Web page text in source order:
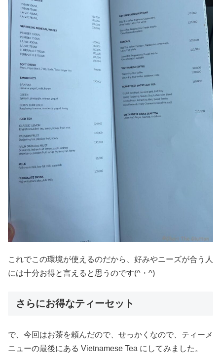
これでこの環境が使えるのだから、好みやニーズが合う人
には十分お得と言えると思うのです(^・^)
さらにお得なティーセット
で、今回はお茶を頼んだので、せっかくなので、ティーメ
ニューの最後にある Vietnamese Tea にしてみました。